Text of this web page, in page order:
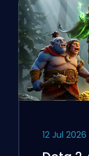
12 Jul 2026